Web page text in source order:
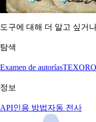
도구에 대해 더 알고 싶거
탐색
Examen de autoríasTEXORO
정보
API인용 방법자동 전사